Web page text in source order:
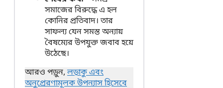
সমাজের বিরুদ্ধে এ হল
কোনির প্রতিবাদ। তার
সাফল্য যেন সমস্ত অন্যায়
বৈষম্যের উপযুক্ত জবাব হয়ে
উঠেছে।
আরও পড়ুন,লড়াকু এবং
অনুপ্রেরণামূলক উপন্যাস হিসেবে